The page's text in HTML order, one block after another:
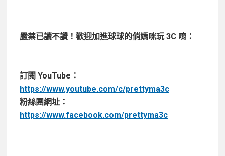
嚴禁已讀不讚！歡迎加進球球的俏媽咪玩 3C 唷：
訂閱 YouTube：
https://www.youtube.com/c/prettyma3c
粉絲團網址：
https://www.facebook.com/prettyma3c